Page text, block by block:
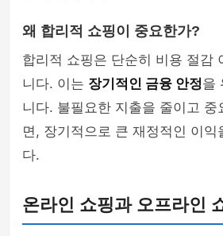
왜 합리적 쇼핑이 중요한가?
합리적 쇼핑은 단순히 비용 절감
니다. 이는 장기적인 금융 안정을
니다. 불필요한 지출을 줄이고 중
면, 장기적으로 큰 재정적인 이익
다.
온라인 쇼핑과 오프라인